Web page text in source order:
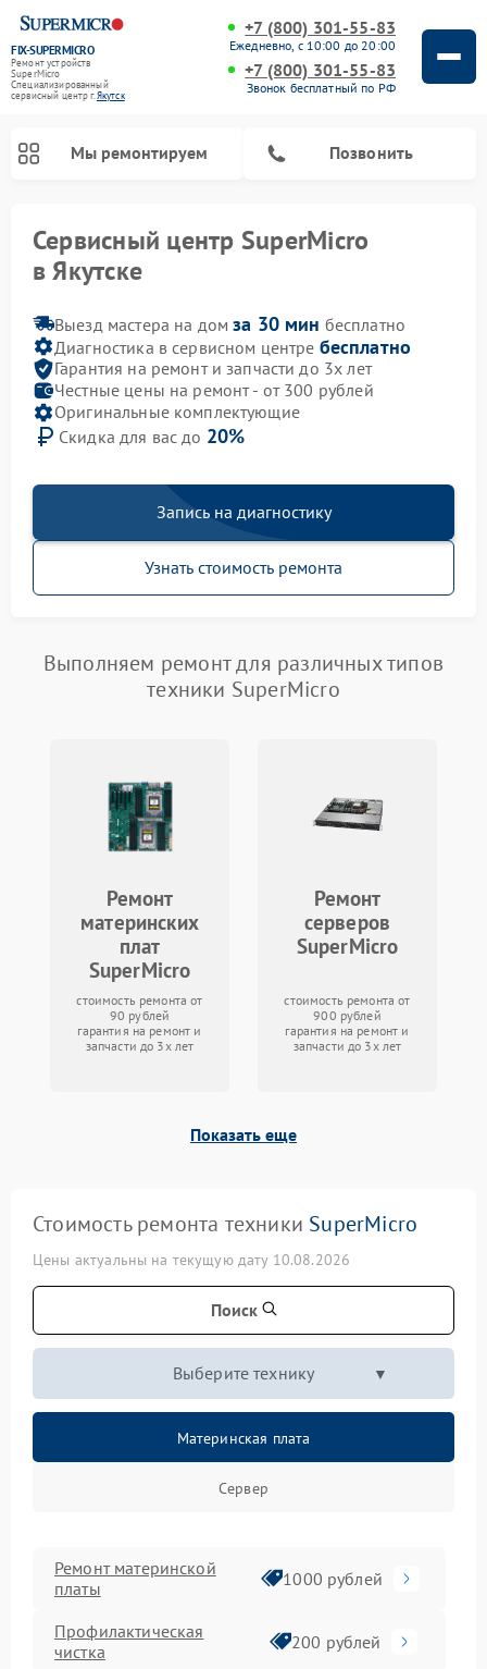
FIX-SUPERMICRO
Ремонт устройств
SuperMicro
Специализированный
cервисный центр г.Якутск
+7 (800) 301-55-83
Ежедневно, с 10:00 до 20:00
+7 (800) 301-55-83
Звонок бесплатный по РФ
Мы ремонтируем Позвонить
Сервисный центр SuperMicro
в Якутске
Выезд мастера на домза 30 мин бесплатно
Диагностика в сервисном центре бесплатно
Гарантия на ремонт и запчасти до 3х лет
Честные цены на ремонт - от 300 рублей
Оригинальные комплектующие
Скидка для вас до 20%
Запись на диагностику
Узнать стоимость ремонта
Выполняем ремонт для различных типов
техники SuperMicro
Ремонт
материнских
плат
SuperMicro
стоимость ремонта от
90 рублей
гарантия на ремонт и
запчасти до 3х лет
Ремонт
серверов
SuperMicro
стоимость ремонта от
900 рублей
гарантия на ремонт и
запчасти до 3х лет
Показать еще
Стоимость ремонта техники SuperMicro
Цены актуальны на текущую дату 10.08.2026
Поиск
Выберите технику
Материнская плата
Сервер
Ремонт материнской
платы
1000 рублей
Профилактическая
чистка
200 рублей